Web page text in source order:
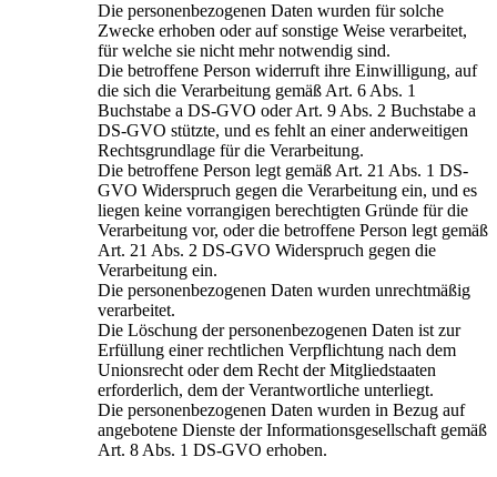
Die personenbezogenen Daten wurden für solche
Zwecke erhoben oder auf sonstige Weise verarbeitet,
für welche sie nicht mehr notwendig sind.
Die betroffene Person widerruft ihre Einwilligung, auf
die sich die Verarbeitung gemäß Art. 6 Abs. 1
Buchstabe a DS-GVO oder Art. 9 Abs. 2 Buchstabe a
DS-GVO stützte, und es fehlt an einer anderweitigen
Rechtsgrundlage für die Verarbeitung.
Die betroffene Person legt gemäß Art. 21 Abs. 1 DS-
GVO Widerspruch gegen die Verarbeitung ein, und es
liegen keine vorrangigen berechtigten Gründe für die
Verarbeitung vor, oder die betroffene Person legt gemäß
Art. 21 Abs. 2 DS-GVO Widerspruch gegen die
Verarbeitung ein.
Die personenbezogenen Daten wurden unrechtmäßig
verarbeitet.
Die Löschung der personenbezogenen Daten ist zur
Erfüllung einer rechtlichen Verpflichtung nach dem
Unionsrecht oder dem Recht der Mitgliedstaaten
erforderlich, dem der Verantwortliche unterliegt.
Die personenbezogenen Daten wurden in Bezug auf
angebotene Dienste der Informationsgesellschaft gemäß
Art. 8 Abs. 1 DS-GVO erhoben.